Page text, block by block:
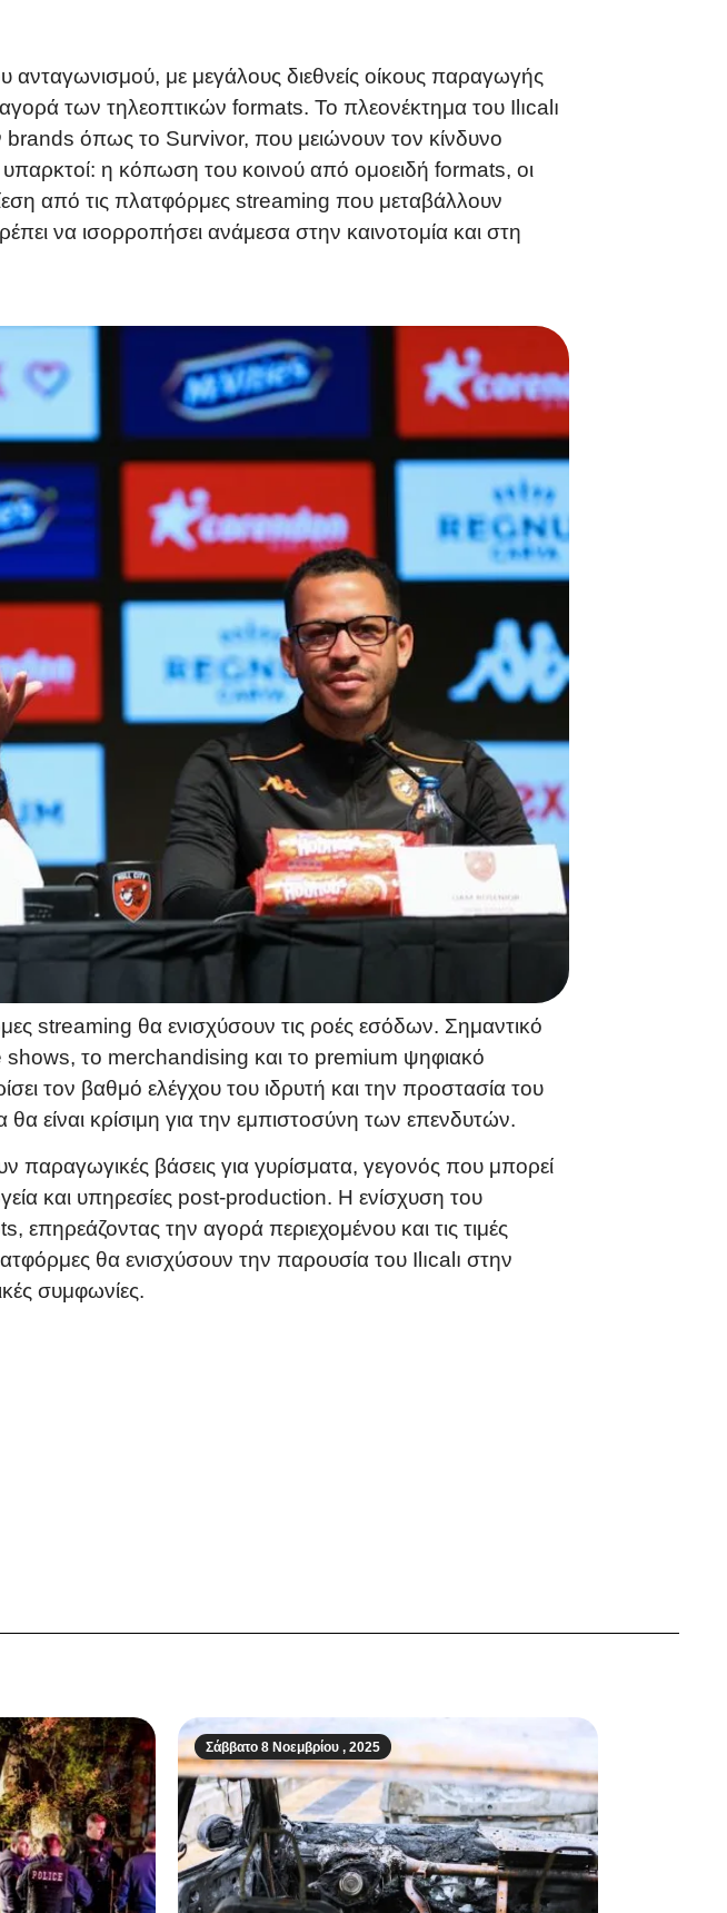
ανταγωνισμού, με μεγάλους διεθνείς οίκους παραγωγής
των τηλεοπτικών formats. Το πλεονέκτημα του Ilıcalı
brands όπως το Survivor, που μειώνουν τον κίνδυνο
η κόπωση του κοινού από ομοειδή formats, οι
από τις πλατφόρμες streaming που μεταβάλλουν
να ισορροπήσει ανάμεσα στην καινοτομία και στη
streaming θα ενισχύσουν τις ροές εσόδων. Σημαντικό
shows, το merchandising και το premium ψηφιακό
τον βαθμό ελέγχου του ιδρυτή και την προστασία του
είναι κρίσιμη για την εμπιστοσύνη των επενδυτών.
παραγωγικές βάσεις για γυρίσματα, γεγονός που μπορεί
και υπηρεσίες post-production. Η ενίσχυση του
την αγορά περιεχομένου και τις τιμές
θα ενισχύσουν την παρουσία του Ilıcalı στην
συμφωνίες.
Σάββατο 8 Νοεμβρίου , 2025